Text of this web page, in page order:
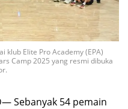
klub Elite Pro Academy (EPA)
Camp 2025 yang resmi dibuka
Sebanyak 54 pemain